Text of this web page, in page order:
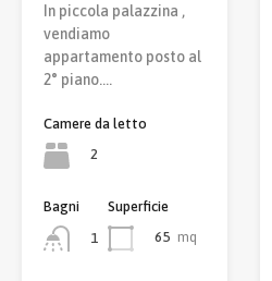
In piccola palazzina ,
vendiamo
appartamento posto al
2° piano.…
Camere da letto
2
Bagni
1
Superficie
65 mq